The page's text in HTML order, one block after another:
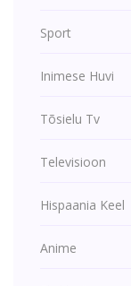
Sport
Inimese Huvi
Tõsielu Tv
Televisioon
Hispaania Keel
Anime